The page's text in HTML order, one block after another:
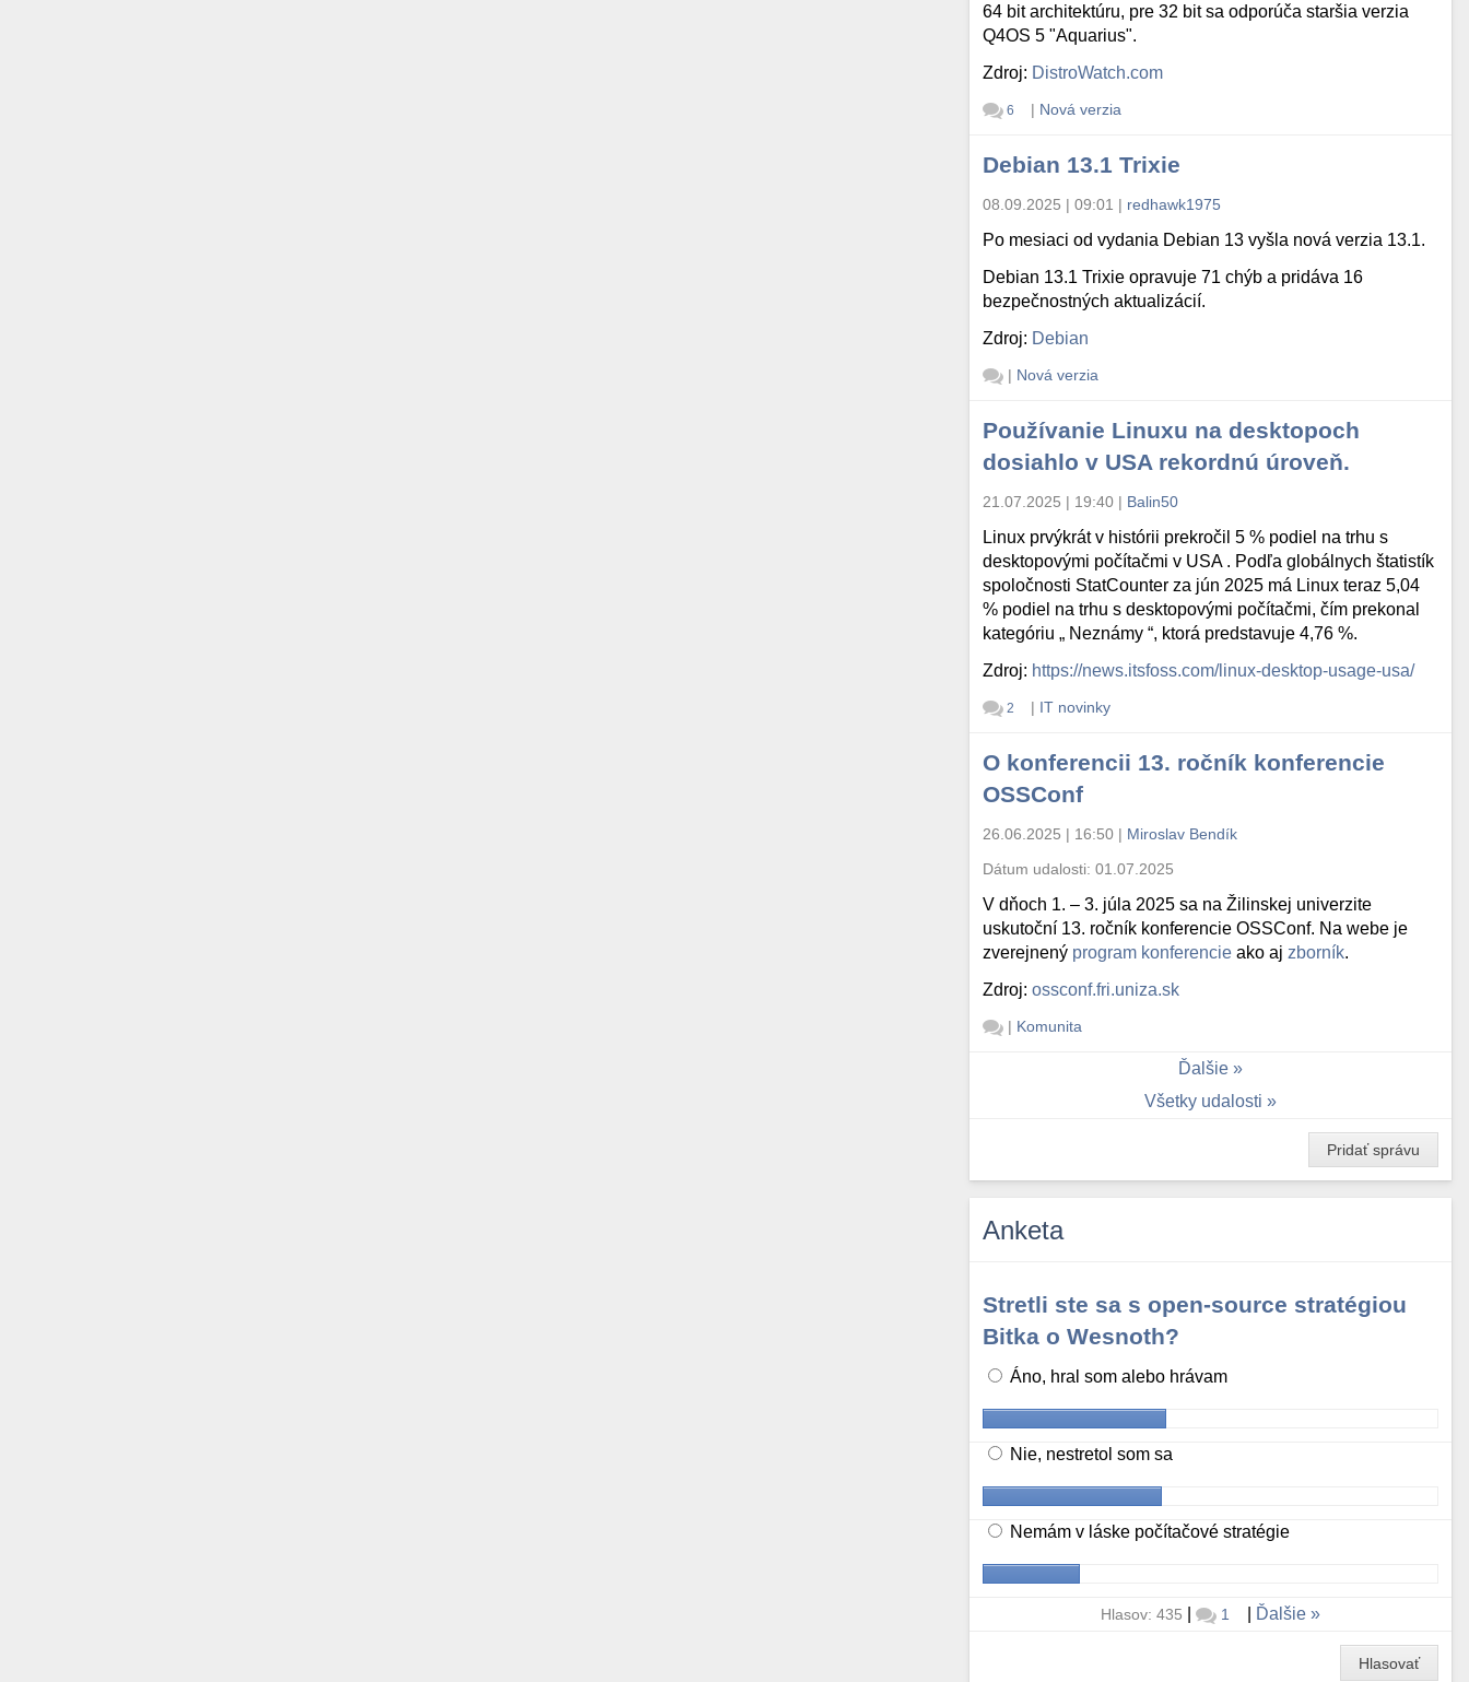
64 bit architektúru, pre 32 bit sa odporúča staršia verzia
Q4OS 5 "Aquarius".
Zdroj: DistroWatch.com
6 | Nová verzia
Debian 13.1 Trixie
08.09.2025 | 09:01 | redhawk1975
Po mesiaci od vydania Debian 13 vyšla nová verzia 13.1.
Debian 13.1 Trixie opravuje 71 chýb a pridáva 16
bezpečnostných aktualizácií.
Zdroj: Debian
| Nová verzia
Používanie Linuxu na desktopoch
dosiahlo v USA rekordnú úroveň.
21.07.2025 | 19:40 | Balin50
Linux prvýkrát v histórii prekročil 5 % podiel na trhu s
desktopovými počítačmi v USA . Podľa globálnych štatistík
spoločnosti StatCounter za jún 2025 má Linux teraz 5,04
% podiel na trhu s desktopovými počítačmi, čím prekonal
kategóriu „ Neznámy “, ktorá predstavuje 4,76 %.
Zdroj: https://news.itsfoss.com/linux-desktop-usage-usa/
2 | IT novinky
O konferencii 13. ročník konferencie
OSSConf
26.06.2025 | 16:50 | Miroslav Bendík
Dátum udalosti:01.07.2025
V dňoch 1. – 3. júla 2025 sa na Žilinskej univerzite
uskutoční 13. ročník konferencie OSSConf. Na webe je
zverejnený program konferencie ako aj zborník.
Zdroj:ossconf.fri.uniza.sk
| Komunita
Ďalšie
Všetky udalosti
Pridať správu
Anketa
Stretli ste sa s open-source stratégiou
Bitka o Wesnoth?
Áno, hral som alebo hrávam
Nie, nestretol som sa
Nemám v láske počítačové stratégie
Hlasov: 435 | 1 Ďalšie
Hlasovať